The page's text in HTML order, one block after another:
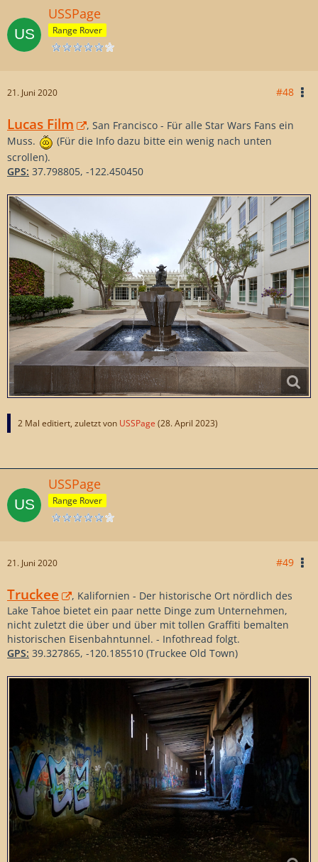
USSPage
Range Rover
21. Juni 2020 #48
Lucas Film
, San Francisco - Für alle Star Wars Fans ein
Muss.
(Für die Info dazu bitte ein wenig nach unten
scrollen).
GPS: 37.798805, -122.450450
2 Mal editiert, zuletzt von USSPage (28. April 2023)
USSPage
Range Rover
21. Juni 2020 #49
Truckee
, Kalifornien - Der historische Ort nördlich des
Lake Tahoe bietet ein paar nette Dinge zum Unternehmen,
nicht zuletzt die über und über mit tollen Graffiti bemalten
historischen Eisenbahntunnel. - Infothread folgt.
GPS: 39.327865, -120.185510 (Truckee Old Town)